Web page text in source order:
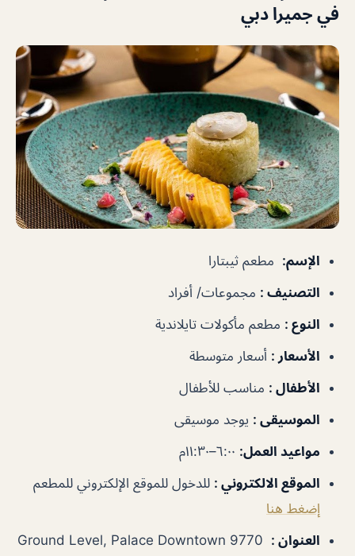
في جميرا دبي
الإسم: مطعم ثيبتارا
التصنيف : مجموعات/ أفراد
النوع : مطعم مأكولات تايلاندية
الأسعار : أسعار متوسطة
الأطفال : مناسب للأطفال
الموسيقى : يوجد موسيقى
مواعيد العمل:
الموقع الالكتروني : للدخول للموقع الإلكتروني للمطعم
إضغط هنا
العنوان :
Ground Level, Palace Downtown 9770